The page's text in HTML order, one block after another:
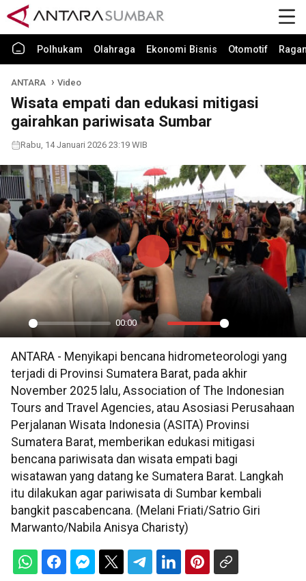
Polhukam Olahraga Ekonomi Bisnis Otomotif
ANTARA Video
Wisata empati dan edukasi mitigasi
gairahkan pariwisata Sumbar
Rabu, 14 Januari 2026 23:19 WIB
Play
00:00
Mute Settings
PIP
Play
ANTARA - Menyikapi bencana hidrometeorologi yang
terjadi di Provinsi Sumatera Barat, pada akhir
November 2025 lalu, Association of The Indonesian
Tours and Travel Agencies, atau Asosiasi Perusahaan
Perjalanan Wisata Indonesia (ASITA) Provinsi
Sumatera Barat, memberikan edukasi mitigasi
bencana pariwisata dan wisata empati bagi
wisatawan yang datang ke Sumatera Barat. Langkah
itu dilakukan agar pariwisata di Sumbar kembali
bangkit pascabencana. (Melani Friati/Satrio Giri
Marwanto/Nabila Anisya Charisty)